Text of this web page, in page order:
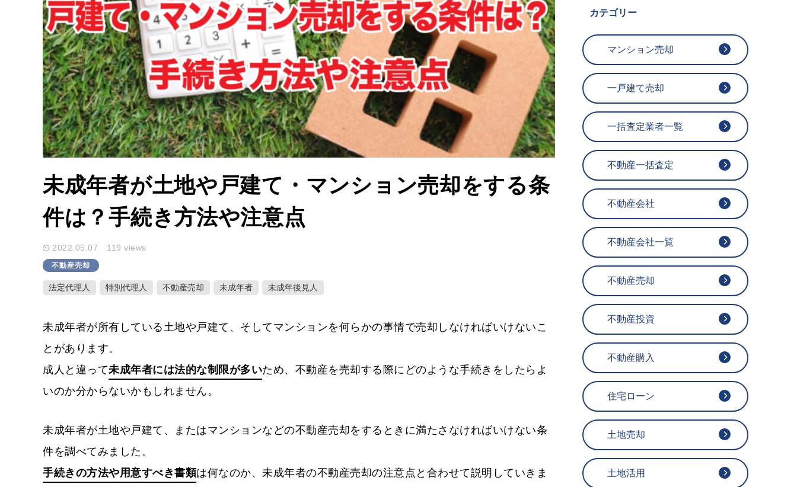
未成年者が土地や戸建て・マンション売却をする条
件は？手続き方法や注意点
2022.05.07 119 views
不動産売却
法定代理人 特別代理人 不動産売却 未成年者 未成年後見人
未成年者が所有している土地や戸建て、そしてマンションを何らかの事情で売却しなければいけないこ
とがあります。
成人と違って未成年者には法的な制限が多いため、不動産を売却する際にどのような手続きをしたらよ
いのか分からないかもしれません。
未成年者が土地や戸建て、またはマンションなどの不動産売却をするときに満たさなければいけない条
件を調べてみました。
手続きの方法や用意すべき書類は何なのか、未成年者の不動産売却の注意点と合わせて説明していきま
カテゴリー
マンション売却
一戸建て売却
一括査定業者一覧
不動産一括査定
不動産会社
不動産会社一覧
不動産売却
不動産投資
不動産購入
住宅ローン
土地売却
土地活用